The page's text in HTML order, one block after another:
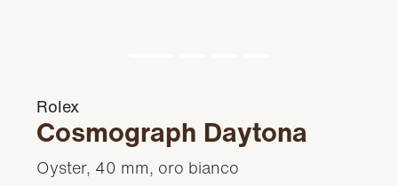
Rolex
Cosmograph Daytona
Oyster, 40 mm, oro bianco